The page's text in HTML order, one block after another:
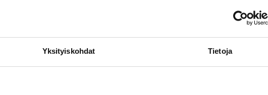
Yksityiskohdat Tietoja